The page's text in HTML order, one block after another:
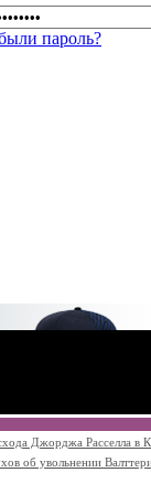
пароль?
Джорджа Расселла в
об увольнении